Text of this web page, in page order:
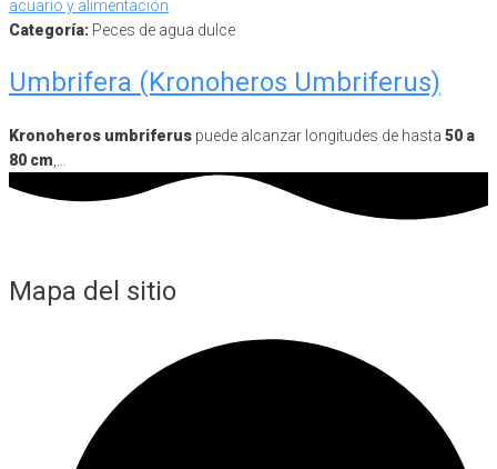
Categoría: Peces de agua dulce
Umbrifera (Kronoheros Umbriferus)
Kronoheros umbriferus puede alcanzar longitudes de hasta 50 a
80 cm
Mapa del sitio